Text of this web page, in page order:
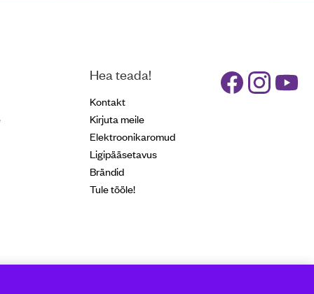
Hea teada!
Kontakt
Kirjuta meile
Elektroonikaromud
Ligipääsetavus
Brändid
Tule tööle!